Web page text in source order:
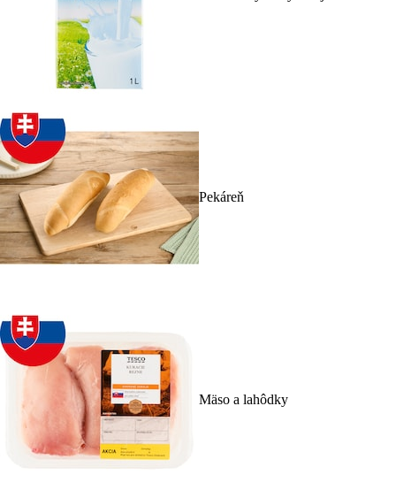
Pekáreň
Mäso a lahôdky